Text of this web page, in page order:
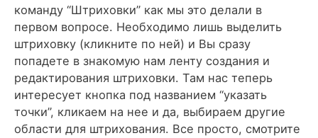
команду “Штриховки” как мы это делали в
первом вопросе. Необходимо лишь выделить
штриховку (кликните по ней) и Вы сразу
попадете в знакомую нам ленту создания и
редактирования штриховки. Там нас теперь
интересует кнопка под названием “указать
точки”, кликаем на нее и да, выбираем другие
области для штрихования. Все просто, смотрите